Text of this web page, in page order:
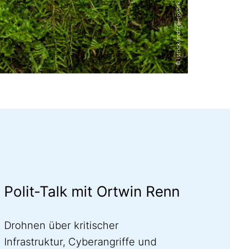
© istock/andrzej-rostek
© RIFS @ GFZ
© istock/hugo-kurk
Polit-Talk mit Ortwin Renn
Drohnen über kritischer
Infrastruktur, Cyberangriffe und